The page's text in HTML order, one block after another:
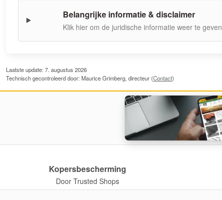
Belangrijke informatie & disclaimer
Klik hier om de juridische informatie weer te geven
Laatste update: 7. augustus 2026
Technisch gecontroleerd door: Maurice Grimberg, directeur (Contact)
Kopersbescherming
Door Trusted Shops